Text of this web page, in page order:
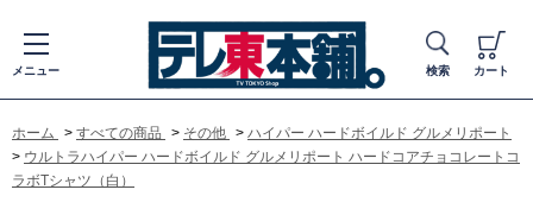
メニュー 検索 カート
ホーム > すべての商品 > その他 > ハイパー ハードボイルド グルメリポート
> ウルトラハイパー ハードボイルド グルメリポート ハードコアチョコレートコ
ラボTシャツ（白）